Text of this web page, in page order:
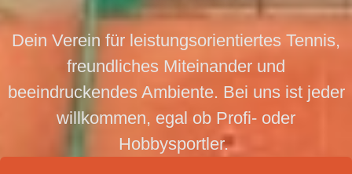
Dein Verein für leistungsorientiertes Tennis,
freundliches Miteinander und
beeindruckendes Ambiente. Bei uns ist jeder
willkommen, egal ob Profi- oder
Hobbysportler. ​